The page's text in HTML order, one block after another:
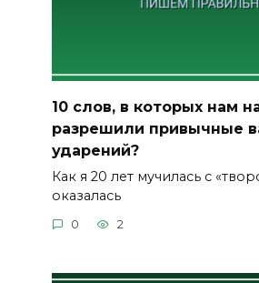
10 слов, в которых нам
разрешили привычные
ударений?
Как я 20 лет мучилась с
оказалась
0 2